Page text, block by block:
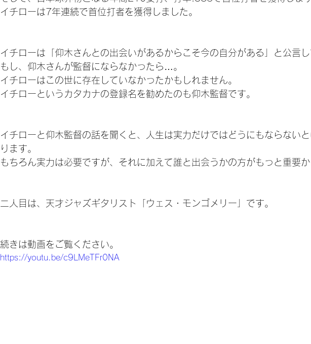
イチローは7年連続で首位打者を獲得しました。
イチローは「仰木さんとの出会いがあるからこそ今の自分がある」と公言し
もし、仰木さんが監督にならなかったら…。
イチローはこの世に存在していなかったかもしれません。
イチローというカタカナの登録名を勧めたのも仰木監督です。
イチローと仰木監督の話を聞くと、人生は実力だけではどうにもならない
ります。
もちろん実力は必要ですが、それに加えて誰と出会うかの方がもっと重要か
二人目は、天才ジャズギタリスト「ウェス・モンゴメリー」です。
続きは動画をご覧ください。
https://youtu.be/c9LMeTFr0NA